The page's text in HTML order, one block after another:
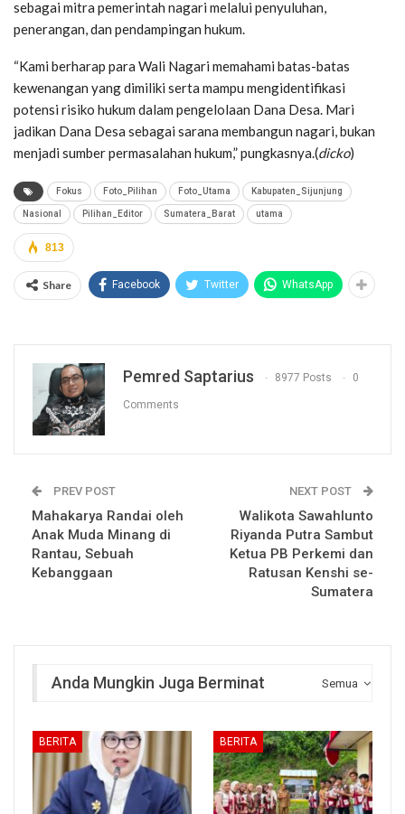
sebagai mitra pemerintah nagari melalui penyuluhan,
penerangan, dan pendampingan hukum.
“Kami berharap para Wali Nagari memahami batas-batas
kewenangan yang dimiliki serta mampu mengidentifikasi
potensi risiko hukum dalam pengelolaan Dana Desa. Mari
jadikan Dana Desa sebagai sarana membangun nagari, bukan
menjadi sumber permasalahan hukum,” pungkasnya.(dicko)
Fokus Foto_Pilihan Foto_Utama Kabupaten_Sijunjung
Nasional Pilihan_Editor Sumatera_Barat utama
813
Share Facebook Twitter WhatsApp
Pemred Saptarius 8977 Posts 0
Comments
PREV POST
Mahakarya Randai oleh
Anak Muda Minang di
Rantau, Sebuah
Kebanggaan
NEXT POST
Walikota Sawahlunto
Riyanda Putra Sambut
Ketua PB Perkemi dan
Ratusan Kenshi se-
Sumatera
Semua
Anda Mungkin Juga Berminat
BERITA BERITA